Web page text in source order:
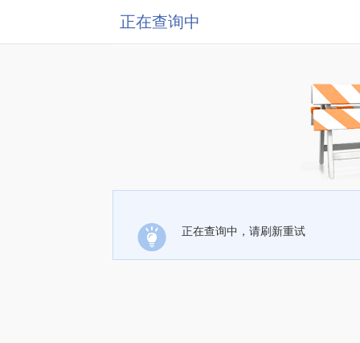
正在查询中
正在查询中，请刷新重试